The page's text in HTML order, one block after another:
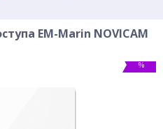
EM-Marin NOVICAM
%